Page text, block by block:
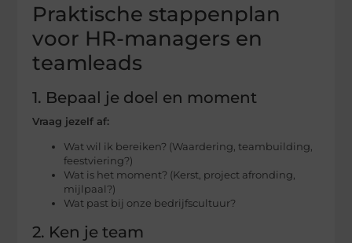
Praktische stappenplan
voor HR-managers en
teamleads
1. Bepaal je doel en moment
Vraag jezelf af:
Wat wil ik bereiken? (Waardering, teambuilding,
feestviering?)
Wat is het moment? (Kerst, project afronding,
mijlpaal?)
Wat past bij onze bedrijfscultuur?
2. Ken je team